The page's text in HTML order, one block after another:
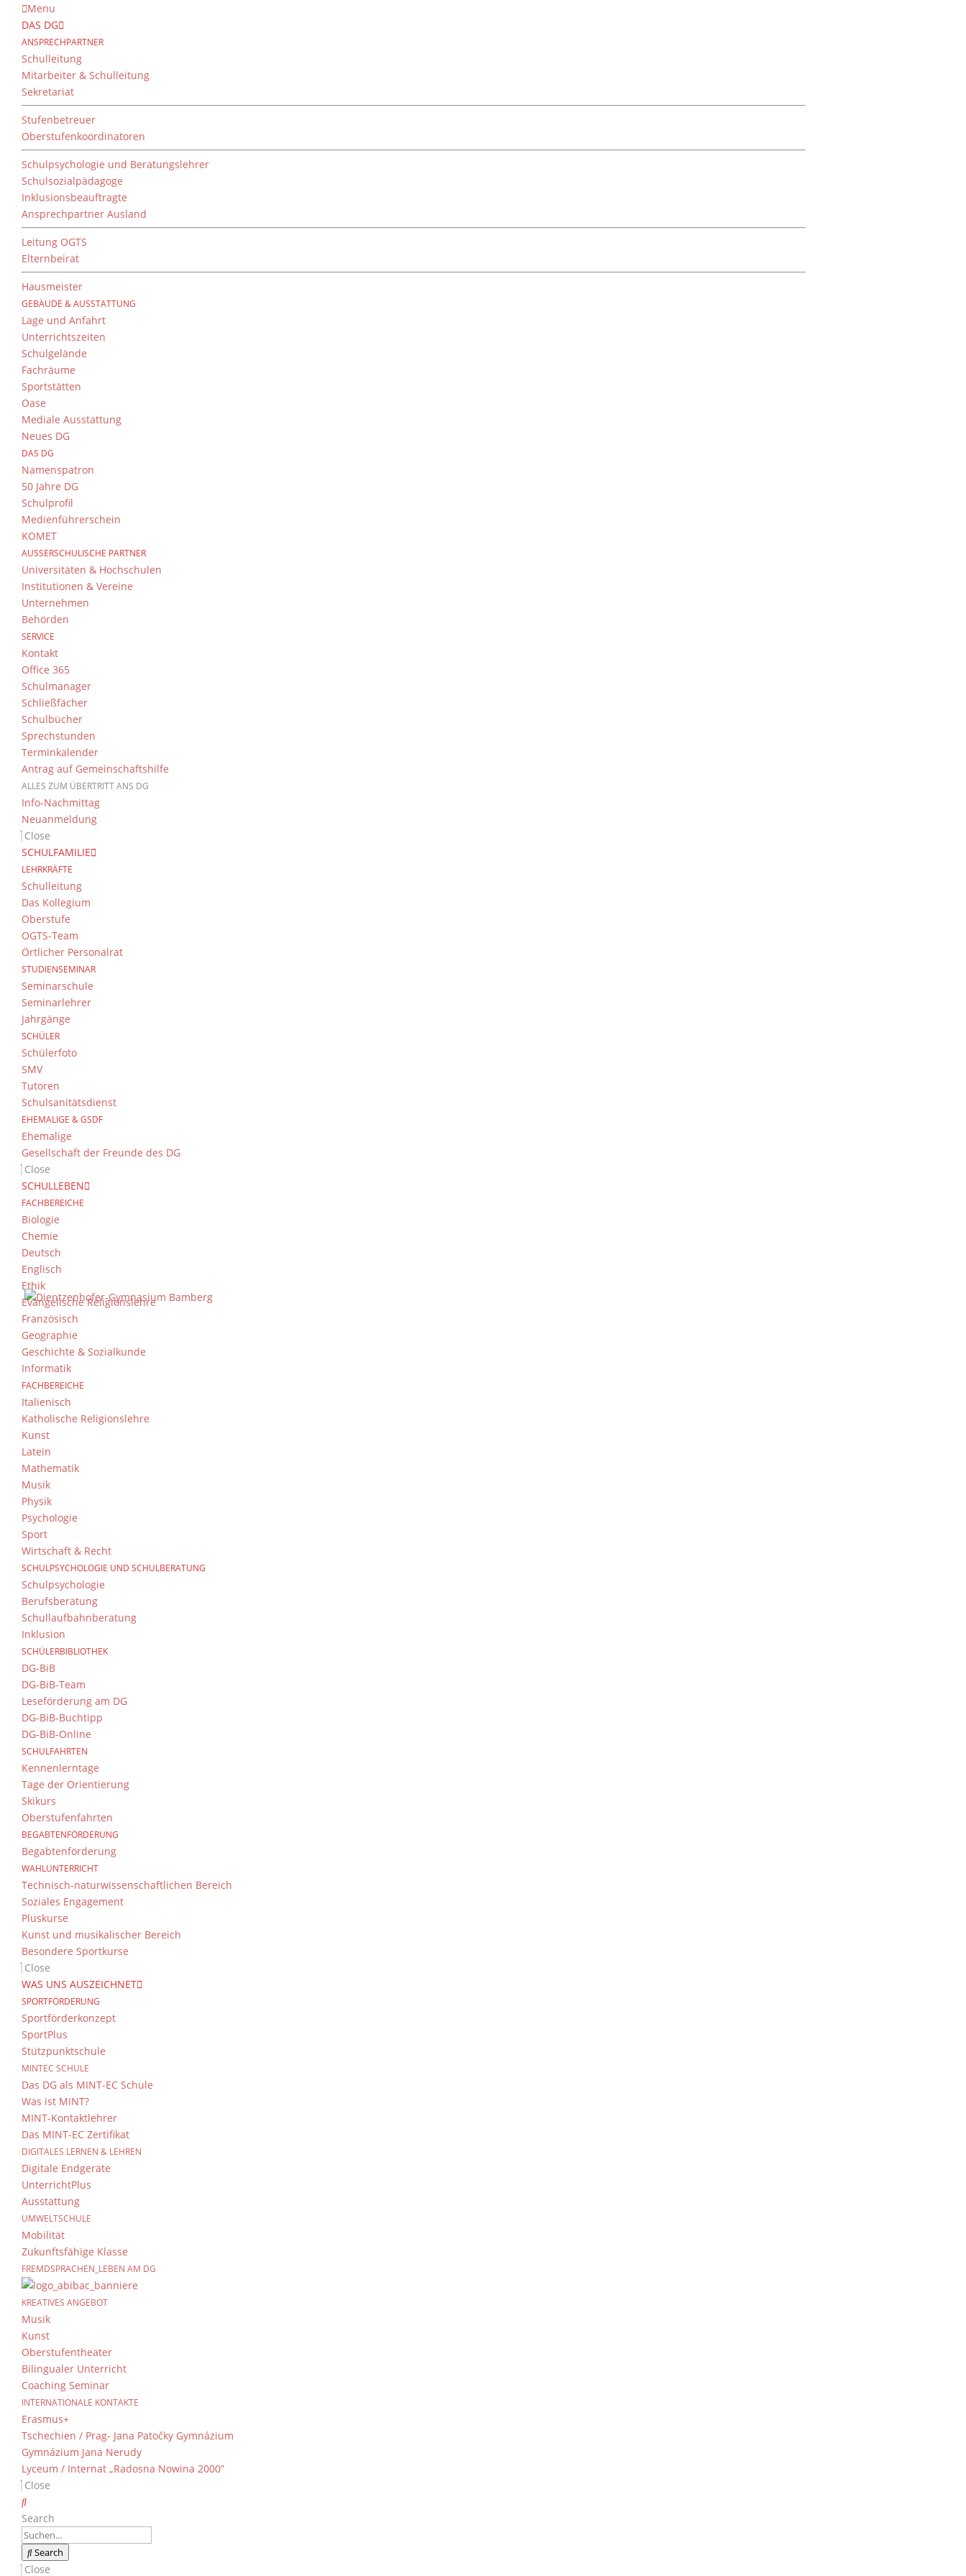
Menu
DAS DG
ANSPRECHPARTNER
Schulleitung
Mitarbeiter & Schulleitung
Sekretariat
Stufenbetreuer
Oberstufenkoordinatoren
Schulpsychologie und Beratungslehrer
Schulsozialpädagoge
Inklusionsbeauftragte
Ansprechpartner Ausland
Leitung OGTS
Elternbeirat
Hausmeister
GEBÄUDE & AUSSTATTUNG
Lage und Anfahrt
Unterrichtszeiten
Schulgelände
Fachräume
Sportstätten
Oase
Mediale Ausstattung
Neues DG
DAS DG
Namenspatron
50 Jahre DG
Schulprofil
Medienführerschein
KOMET
AUSSERSCHULISCHE PARTNER
Universitäten & Hochschulen
Institutionen & Vereine
Unternehmen
Behörden
SERVICE
Kontakt
Office 365
Schulmanager
Schließfächer
Schulbücher
Sprechstunden
Terminkalender
Antrag auf Gemeinschaftshilfe
ALLES ZUM ÜBERTRITT ANS DG
Info-Nachmittag
Neuanmeldung
Close
SCHULFAMILIE
LEHRKRÄFTE
Schulleitung
Das Kollegium
Oberstufe
OGTS-Team
Örtlicher Personalrat
STUDIENSEMINAR
Seminarschule
Seminarlehrer
Jahrgänge
SCHÜLER
Schülerfoto
SMV
Tutoren
Schulsanitätsdienst
EHEMALIGE & GSDF
Ehemalige
Gesellschaft der Freunde des DG
Close
SCHULLEBEN
FACHBEREICHE
Biologie
Chemie
Deutsch
Englisch
Ethik
Evangelische Religionslehre
Französisch
Geographie
Geschichte & Sozialkunde
Informatik
FACHBEREICHE
Italienisch
Katholische Religionslehre
Kunst
Latein
Mathematik
Musik
Physik
Psychologie
Sport
Wirtschaft & Recht
SCHULPSYCHOLOGIE UND SCHULBERATUNG
Schulpsychologie
Berufsberatung
Schullaufbahnberatung
Inklusion
SCHÜLERBIBLIOTHEK
DG-BiB
DG-BiB-Team
Leseförderung am DG
DG-BiB-Buchtipp
DG-BiB-Online
SCHULFAHRTEN
Kennenlerntage
Tage der Orientierung
Skikurs
Oberstufenfahrten
BEGABTENFÖRDERUNG
Begabtenförderung
WAHLUNTERRICHT
Technisch-naturwissenschaftlichen Bereich
Soziales Engagement
Pluskurse
Kunst und musikalischer Bereich
Besondere Sportkurse
Close
WAS UNS AUSZEICHNET
SPORTFÖRDERUNG
Sportförderkonzept
SportPlus
Stützpunktschule
MINTEC SCHULE
Das DG als MINT-EC Schule
Was ist MINT?
MINT-Kontaktlehrer
Das MINT-EC Zertifikat
DIGITALES LERNEN & LEHREN
Digitale Endgeräte
UnterrichtPlus
Ausstattung
UMWELTSCHULE
Mobilität
Zukunftsfähige Klasse
FREMDSPRACHEN_LEBEN AM DG
KREATIVES ANGEBOT
Musik
Kunst
Oberstufentheater
Bilingualer Unterricht
Coaching Seminar
INTERNATIONALE KONTAKTE
Erasmus+
Tschechien / Prag- Jana Patočky Gymnázium
Gymnázium Jana Nerudy
Lyceum / Internat „Radosna Nowina 2000”
Close
Search
Search
Close
Herzlich Willkommen
von
Wir begrüßen als neue Lehrkräfte an unserer Schule im Schuljahr 2025/26 und wünschen Ihnen einen guten Start
(vlnr):
StR’in Carina Merklein (F/Geo/Sw), StR’in Julia Nagl (Mu/L), StR’in Lisa Süsser (Ev/Sw), OStR’in Stephanie Baumgartner
(Ch/B, Mitarbeiterin in der Schulleitung), StR Eric Kawaletz (Sm/G), StR Tobias Firsching (Ph/Geo), StRef Andreas